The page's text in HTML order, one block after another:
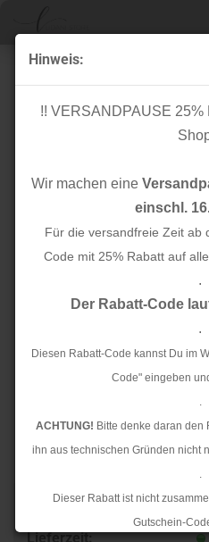
Hinweis:
!! VERSANDPAUSE 25%
Wir machen eine
einschl.
Für die versandfreie Zeit ab
Code mit 25% Rabatt auf
.
Der Rabatt-Code
.
Diesen Rabatt-Code kannst Du im
Code" eingeben
.
ACHTUNG! Bitte denke daran
ihn aus technischen Gründen nicht
.
Dieser Rabatt ist nicht
Gutschein-
Knopf - 2er Set - Metall -
matt gold
Lieferzeit: